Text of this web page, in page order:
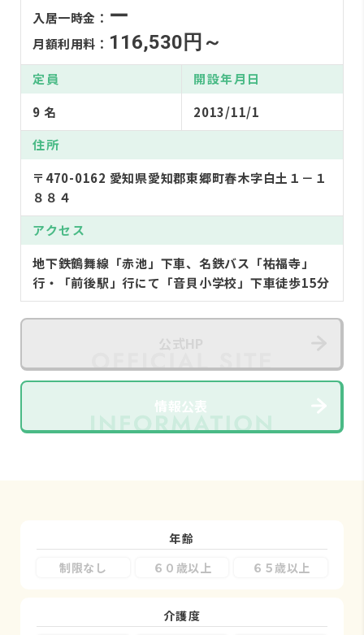
入居一時金： ー
月額利用料： 116,530円～
定員
9 名
開設年月日
2013/11/1
住所
〒470-0162 愛知県愛知郡東郷町春木字白土１－１
８８４
アクセス
地下鉄鶴舞線「赤池」下車、名鉄バス「祐福寺」
行・「前後駅」行にて「音貝小学校」下車徒歩15分
情報公表
年齢
制限なし
６０歳以上 ６５歳以上
介護度